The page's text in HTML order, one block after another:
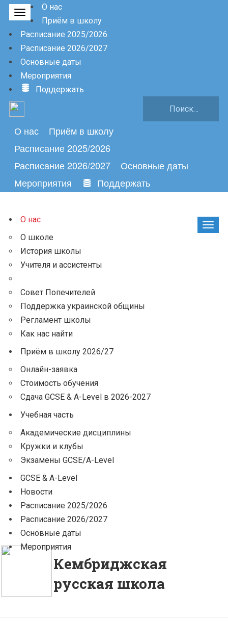
О нас
Приём в школу
Расписание 2025/2026
Расписание 2026/2027
Основные даты
Мероприятия
Поддержать
О нас
Приём в школу
Расписание 2025/2026
Расписание 2026/2027
Основные даты
Мероприятия
Поддержать
О нас
О школе
История школы
Учителя и ассистенты
Совет Попечителей
Поддержка украинской общины
Регламент школы
Как нас найти
Приём в школу 2026/27
Онлайн-заявка
Стоимость обучения
Сдача GCSE & A-Level в 2026-2027
Учебная часть
Академические дисциплины
Кружки и клубы
Экзамены GCSE/A-Level
GCSE & A-Level
Новости
Расписание 2025/2026
Расписание 2026/2027
Основные даты
Мероприятия
Кембриджская
русская школа